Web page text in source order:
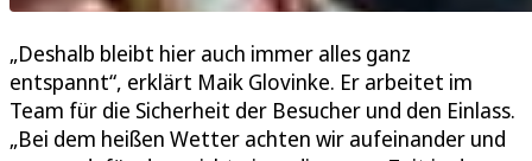
„Deshalb bleibt hier auch immer alles ganz
entspannt“, erklärt Maik Glovinke. Er arbeitet im
Team für die Sicherheit der Besucher und den Einlass.
„Bei dem heißen Wetter achten wir aufeinander und